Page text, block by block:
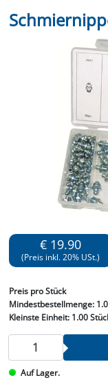
€ 19.90
(Preis inkl. 20% USt.)
Preis pro Stück
Mindestbestellmenge:
Kleinste Einheit:1.00
Auf Lager.